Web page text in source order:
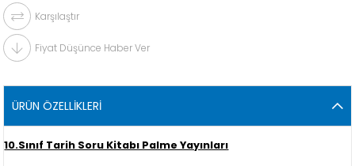
Karşılaştır
Fiyat Düşünce Haber Ver
ÜRÜN ÖZELLIKLERI
10.Sınıf Tarih Soru Kitabı Palme Yayınları